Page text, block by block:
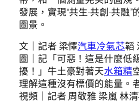
發展，實現“共生·共創·共融
圖景。
文｜記者 梁懌汽車冷氣芯韜
圖｜記「可惡！這是什麼低
擾！」牛土豪對著天水箱精
理解這種沒有標價的能量。
視頻｜記者 周敬雅 梁嵐 林